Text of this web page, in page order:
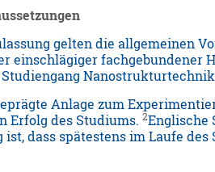
gelten die allgemeinen
einschlägiger fachgebundener
Studiengang
Anlage zum
Erfolg des Studiums.2Englische
ist, dass spätestens im Laufe